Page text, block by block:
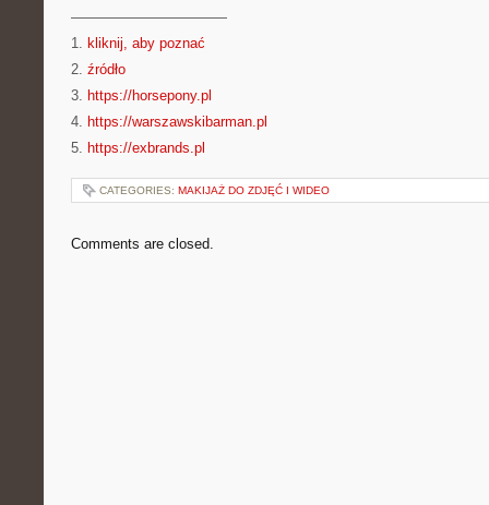
———————————
1. kliknij, aby poznać
2. źródło
3. https://horsepony.pl
4. https://warszawskibarman.pl
5. https://exbrands.pl
CATEGORIES: MAKIJAŻ DO ZDJĘĆ I WIDEO
Comments are closed.